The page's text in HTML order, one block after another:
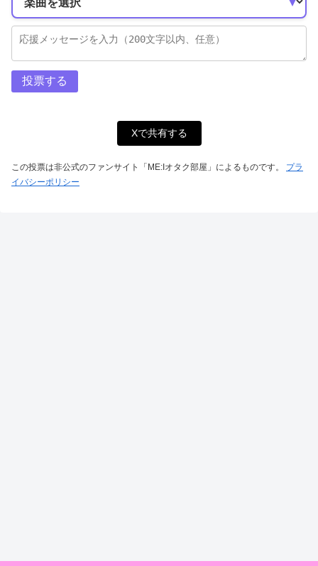
投票する
Xで共有する
この投票は非公式のファンサイト「ME:Iオタク部屋」によるものです。 プラ
イバシーポリシー